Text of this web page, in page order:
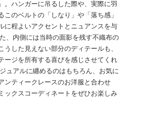
。ハンガーに吊るした際や、実際に羽
このベルトの「しなり」や「落ち感」
に程よいアクセントとニュアンスを与
、内側には当時の面影を残す不織布の
うした見えない部分のディテールも、
ージを所有する喜びを感じさせてくれ
ュアルに纏めるのはもちろん、お気に
ンティークレースのお洋服と合わせ
ックスコーディネートをぜひお楽しみ